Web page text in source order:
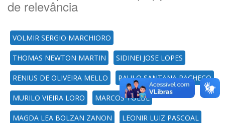
de relevância
VOLMIR SERGIO MARCHIORO
THOMAS NEWTON MARTIN SIDINEI JOSE LOPES
RENIUS DE OLIVEIRA MELLO PAULO SANTANA PACHECO
MURILO VIEIRA LORO MARCOS TOEBE
MAGDA LEA BOLZAN ZANON LEONIR LUIZ PASCOAL